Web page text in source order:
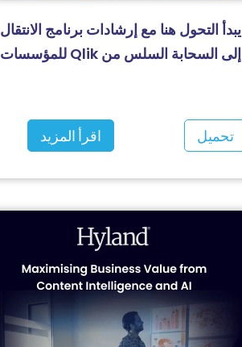
يبدأ التحول هنا مع إرشادات برنامج الانتقال
إلى السحابة السلس من Qlik للمؤسسات.
تحميل اقرأ المزيد